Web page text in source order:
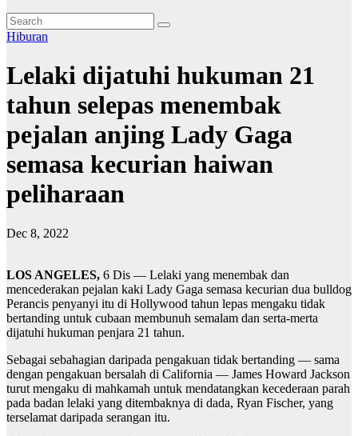
Hiburan
Lelaki dijatuhi hukuman 21
tahun selepas menembak
pejalan anjing Lady Gaga
semasa kecurian haiwan
peliharaan
Dec 8, 2022
LOS ANGELES, 6 Dis ― Lelaki yang menembak dan
mencederakan pejalan kaki Lady Gaga semasa kecurian dua bulldog
Perancis penyanyi itu di Hollywood tahun lepas mengaku tidak
bertanding untuk cubaan membunuh semalam dan serta-merta
dijatuhi hukuman penjara 21 tahun.
Sebagai sebahagian daripada pengakuan tidak bertanding ― sama
dengan pengakuan bersalah di California ― James Howard Jackson
turut mengaku di mahkamah untuk mendatangkan kecederaan parah
pada badan lelaki yang ditembaknya di dada, Ryan Fischer, yang
terselamat daripada serangan itu.